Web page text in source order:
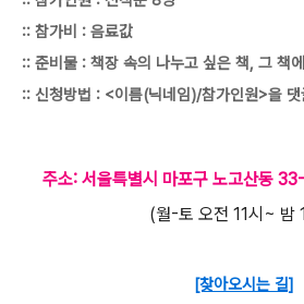
:: 참가비 : 음료값
:: 준비물 : 책장 속의 나누고 싶은 책, 그 책
:: 신청방법 : <이름(닉네임)/참가인원>을
주소: 서울특별시 마포구 노고산동
(월-토 오전 11시~ 밤
[찾아오시는 길]